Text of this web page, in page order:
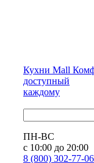
Кухни Mall
доступный
каждому
ПН-ВС
с 10:00 до 20:00
8 (800) 302-77-06